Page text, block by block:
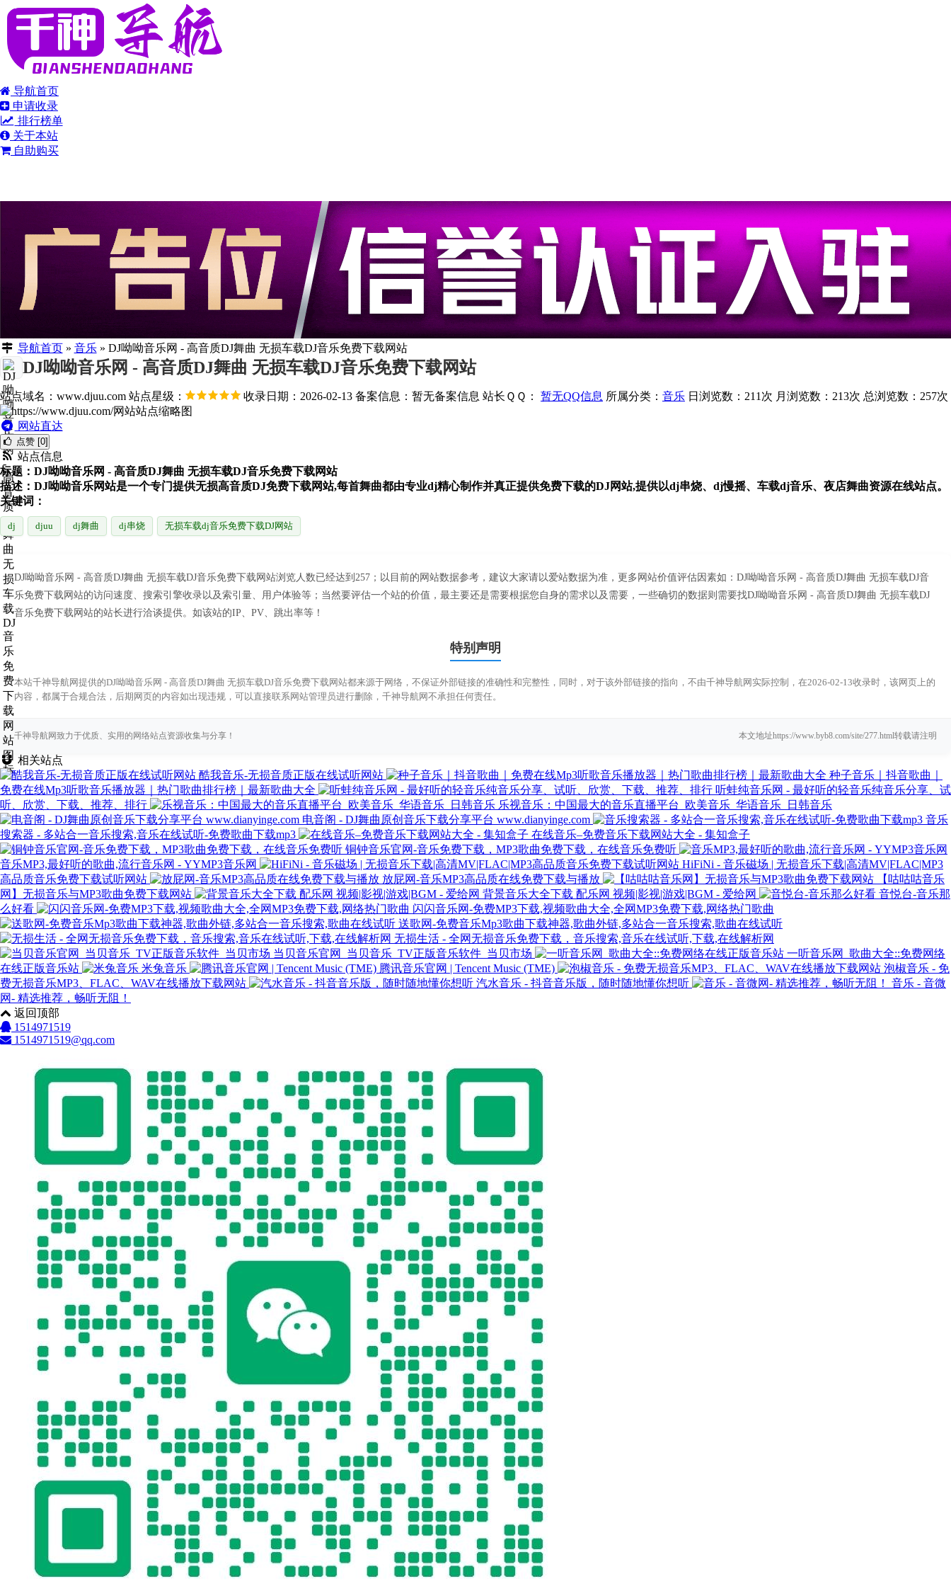
导航首页
申请收录
排行榜单
关于本站
自助购买
导航首页» 音乐» DJ呦呦音乐网 - 高音质DJ舞曲 无损车载DJ音乐免费下载网站
DJ呦呦音乐网 - 高音质DJ舞曲 无损车载DJ音乐免费下载网站
站点域名：www.djuu.com 站点星级： 收录日期：2026-02-13 备案信息： 暂无备案信息 站长ＱＱ： 暂无QQ信息 所属分类： 音乐 日浏览数：211次 月浏览数：213次 总浏览数：257次
网站直达
点赞 [0]
站点信息
标题：DJ呦呦音乐网 - 高音质DJ舞曲 无损车载DJ音乐免费下载网站
描述：DJ呦呦音乐网站是一个专门提供无损高音质DJ免费下载网站,每首舞曲都由专业dj精心制作并真正提供免费下载的DJ网站,提供以dj串烧、dj慢摇、车载dj音乐、夜店舞曲资源在线站点。
关键词：
dj djuu dj舞曲 dj串烧 无损车载dj音乐免费下载DJ网站
DJ呦呦音乐网 - 高音质DJ舞曲 无损车载DJ音乐免费下载网站浏览人数已经达到257；以目前的网站数据参考，建议大家请以爱站数据为准，更多网站价值评估因素如：DJ呦呦音乐网 - 高音质DJ舞曲 无损车载DJ音
乐免费下载网站的访问速度、搜索引擎收录以及索引量、用户体验等；当然要评估一个站的价值，最主要还是需要根据您自身的需求以及需要，一些确切的数据则需要找DJ呦呦音乐网 - 高音质DJ舞曲 无损车载DJ
音乐免费下载网站的站长进行洽谈提供。如该站的IP、PV、跳出率等！
特别声明
本站千神导航网提供的DJ呦呦音乐网 - 高音质DJ舞曲 无损车载DJ音乐免费下载网站都来源于网络，不保证外部链接的准确性和完整性，同时，对于该外部链接的指向，不由千神导航网实际控制，在2026-02-13收录时，该网页上的
内容，都属于合规合法，后期网页的内容如出现违规，可以直接联系网站管理员进行删除，千神导航网不承担任何责任。
千神导航网致力于优质、实用的网络站点资源收集与分享！ 本文地址https://www.byb8.com/site/277.html转载请注明
相关站点
酷我音乐-无损音质正版在线试听网站
种子音乐｜抖音歌曲｜
免费在线Mp3听歌音乐播放器｜热门歌曲排行榜｜最新歌曲大全
听蛙纯音乐网 - 最好听的轻音乐纯音乐分享、试
听、欣赏、下载、推荐、排行
乐视音乐：中国最大的音乐直播平台_欧美音乐_华语音乐_日韩音乐
电音阁 - DJ舞曲原创音乐下载分享平台 www.dianyinge.com
音乐
搜索器 - 多站合一音乐搜索,音乐在线试听-免费歌曲下载mp3
在线音乐–免费音乐下载网站大全 - 集知盒子
铜钟音乐官网-音乐免费下载，MP3歌曲免费下载，在线音乐免费听
音乐MP3,最好听的歌曲,流行音乐网 - YYMP3音乐网
HiFiNi - 音乐磁场 | 无损音乐下载|高清MV|FLAC|MP3
高品质音乐免费下载试听网站
放屁网-音乐MP3高品质在线免费下载与播放
【咕咕咕音乐
网】无损音乐与MP3歌曲免费下载网站
背景音乐大全下载 配乐网 视频|影视|游戏|BGM - 爱给网
音悦台-音乐那
么好看
闪闪音乐网-免费MP3下载,视频歌曲大全,全网MP3免费下载,网络热门歌曲
送歌网-免费音乐Mp3歌曲下载神器,歌曲外链,多站合一音乐搜索,歌曲在线试听
无损生活 - 全网无损音乐免费下载，音乐搜索,音乐在线试听,下载,在线解析网
当贝音乐官网_当贝音乐_TV正版音乐软件_当贝市场
一听音乐网_歌曲大全::免费网络
在线正版音乐站
米兔音乐 腾讯音乐官网 | Tencent Music (TME)
泡椒音乐 - 免
费无损音乐MP3、FLAC、WAV在线播放下载网站
汽水音乐 - 抖音音乐版，随时随地懂你想听
音乐 - 音微
网- 精选推荐，畅听无阻！
返回顶部
1514971519
1514971519@qq.com